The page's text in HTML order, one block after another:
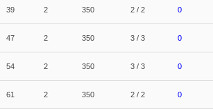
39 2 350 2 / 2 0
47 2 350 3 / 3 0
54 2 350 3 / 3 0
61 2 350 2 / 2 0